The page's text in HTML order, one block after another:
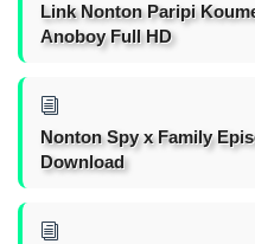
Link Nonton Paripi
Anoboy Full HD
Nonton Spy x Family
Download